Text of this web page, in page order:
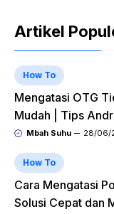
Artikel
How To
Mengatasi OTG
Mudah | Tips
Mbah Suhu 28/06/
How To
Cara Mengatasi
Solusi Cepat dan